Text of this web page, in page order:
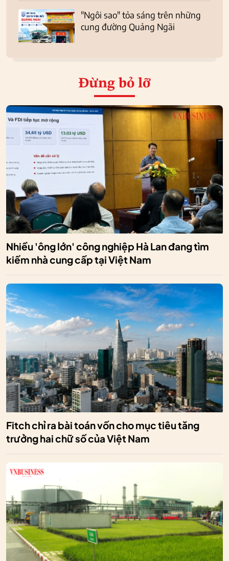
"Ngôi sao" tỏa sáng trên những
cung đường Quảng Ngãi
Đừng bỏ lỡ
Nhiều 'ông lớn' công nghiệp Hà Lan đang tìm
kiếm nhà cung cấp tại Việt Nam
Fitch chỉ ra bài toán vốn cho mục tiêu tăng
trưởng hai chữ số của Việt Nam